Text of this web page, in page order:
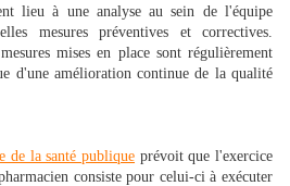
lieu à une analyse au sein de l'équipe
mesures préventives et correctives.
mises en place sont régulièrement
d'une amélioration continue de la qualité
de la santé publique prévoit que l'exercice
consiste pour celui-ci à exécuter